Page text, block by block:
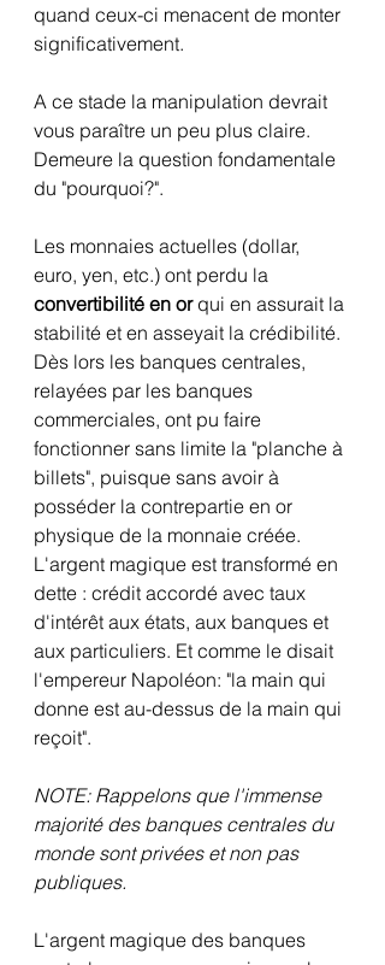
quand ceux-ci menacent de monter
significativement.
A ce stade la manipulation devrait
vous paraître un peu plus claire.
Demeure la question fondamentale
du "pourquoi?".
Les monnaies actuelles (dollar,
euro, yen, etc.) ont perdu la
convertibilité en or qui en assurait la
stabilité et en asseyait la crédibilité.
Dès lors les banques centrales,
relayées par les banques
commerciales, ont pu faire
fonctionner sans limite la "planche à
billets", puisque sans avoir à
posséder la contrepartie en or
physique de la monnaie créée.
L'argent magique est transformé en
dette : crédit accordé avec taux
d'intérêt aux états, aux banques et
aux particuliers. Et comme le disait
l'empereur Napoléon: "la main qui
donne est au-dessus de la main qui
reçoit".
NOTE: Rappelons que l'immense
majorité des banques centrales du
monde sont privées et non pas
publiques.
L'argent magique des banques